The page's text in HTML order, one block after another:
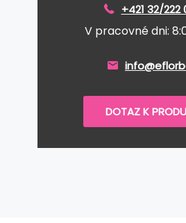
+421 32/222
V pracovné dni:
DOTAZ K